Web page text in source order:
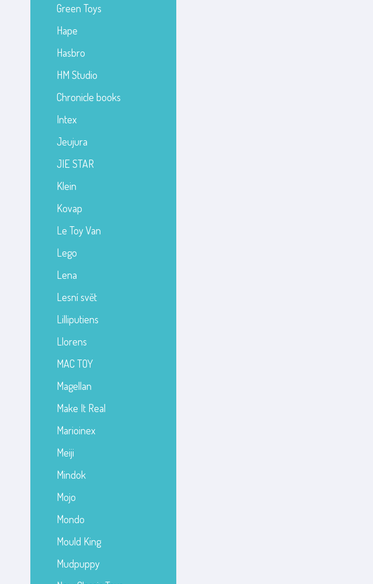
Green Toys
Hape
Hasbro
HM Studio
Chronicle books
Intex
Jeujura
JIE STAR
Klein
Kovap
Le Toy Van
Lego
Lena
Lesní svět
Lilliputiens
Llorens
MAC TOY
Magellan
Make It Real
Marioinex
Meiji
Mindok
Mojo
Mondo
Mould King
Mudpuppy